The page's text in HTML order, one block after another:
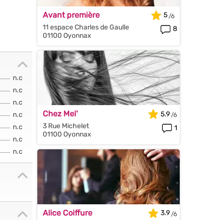
n.c
n.c
n.c
n.c
n.c
n.c
n.c
Avant première
11 espace Charles de Gaulle
01100 Oyonnax
5
8
Chez Mel'
3 Rue Michelet
01100 Oyonnax
5.9
1
Alice Coiffure 3.9